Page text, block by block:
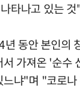
타나고 있는
동안 본인의
가져온 '순수
냐"며 "코로